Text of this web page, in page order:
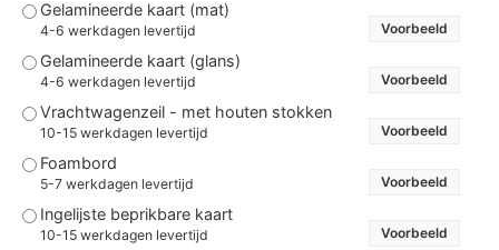
Gelamineerde kaart (mat)
4-6 werkdagen levertijd Voorbeeld
Gelamineerde kaart (glans)
4-6 werkdagen levertijd Voorbeeld
Vrachtwagenzeil - met houten stokken
10-15 werkdagen levertijd Voorbeeld
Foambord
5-7 werkdagen levertijd Voorbeeld
Ingelijste beprikbare kaart
10-15 werkdagen levertijd Voorbeeld